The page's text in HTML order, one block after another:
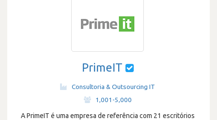
PrimeIT
Consultoria & Outsourcing IT
1,001-5,000
A PrimeIT é uma empresa de referência com 21 escritórios